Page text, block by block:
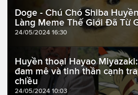
Doge - Chú Chó Shiba
Làng Meme Thế Giới Đã Từ
24/05/2024 16:30
Huyền thoại Hayao
đam mê và tinh thần cạnh
chiều
24/05/2024 10:03